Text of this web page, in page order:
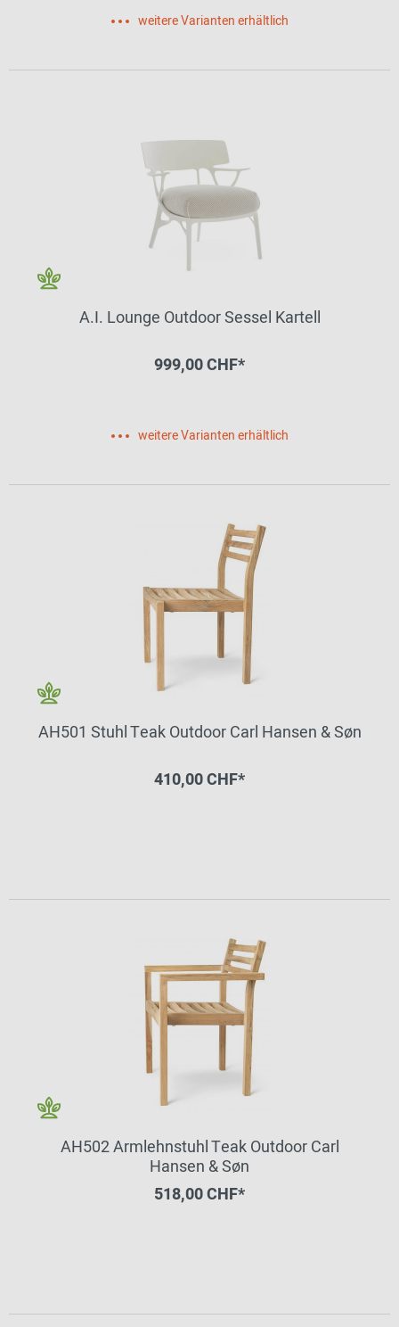
weitere Varianten erhältlich
A.I. Lounge Outdoor Sessel Kartell
999,00 CHF*
weitere Varianten erhältlich
AH501 Stuhl Teak Outdoor Carl Hansen & Søn
410,00 CHF*
AH502 Armlehnstuhl Teak Outdoor Carl
Hansen & Søn
518,00 CHF*